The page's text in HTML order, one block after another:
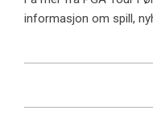
informasjon om spill,